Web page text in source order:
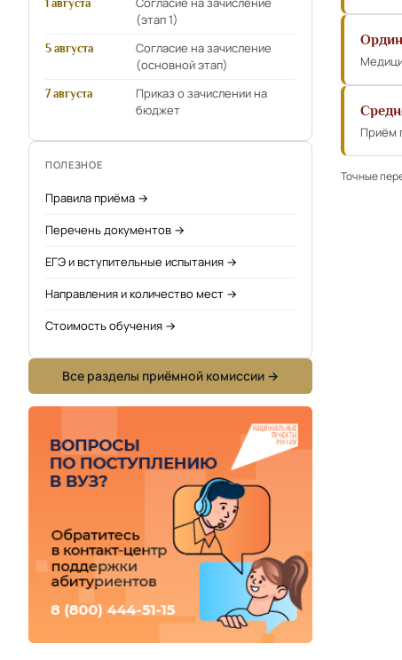
1 августа
(этап 1)
5 августа
Согласие на зачисление
(основной этап)
7 августа
Приказ о зачислении на
бюджет
ПОЛЕЗНОЕ
Правила приёма →
Перечень документов →
ЕГЭ и вступительные испытания →
Направления и количество мест →
Стоимость обучения →
Все разделы приёмной комиссии →
Приём
Точные